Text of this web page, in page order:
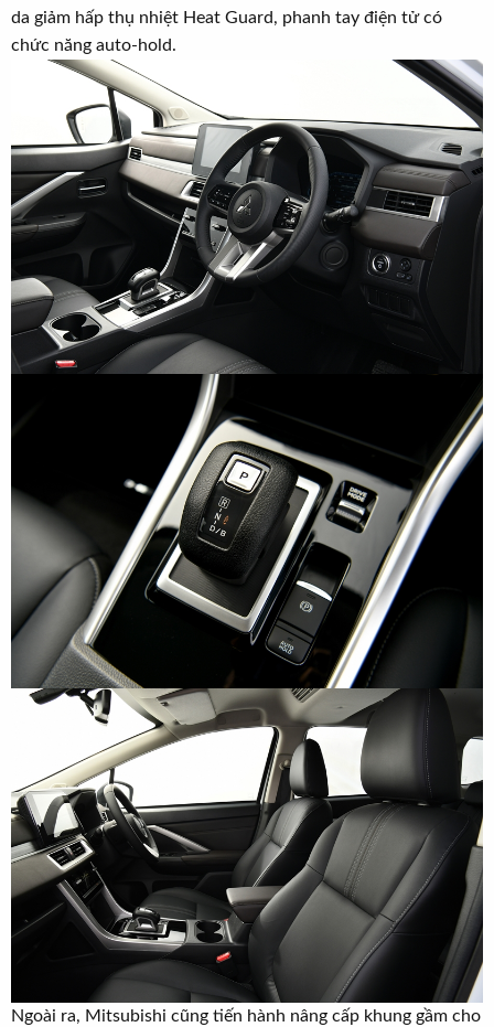
da giảm hấp thụ nhiệt Heat Guard, phanh tay điện tử có
chức năng auto-hold.
Ngoài ra, Mitsubishi cũng tiến hành nâng cấp khung gầm cho